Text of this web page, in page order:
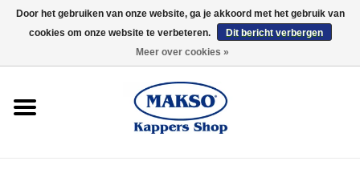
0 Artikelen - €0,00
Door het gebruiken van onze website, ga je akkoord met het gebruik van
cookies om onze website te verbeteren.
Dit bericht verbergen
Meer over cookies »